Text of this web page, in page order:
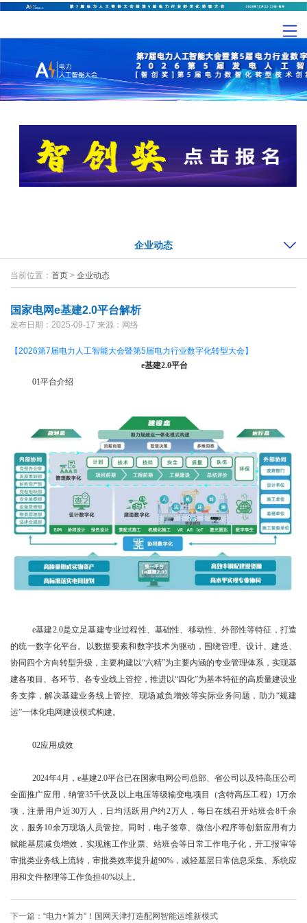
企业动态
当前位置： 首页 > 企业动态
国家电网e基建2.0平台解析
发布日期：2025-09-17 来源：网络
【2026第7届电力人工智能大会暨第5届电力行业数字化转型大会】
e基建2.0平台
01平台介绍
e基建2.0是立足基建专业过程性、基础性、移动性、外部性等特征，打造
的统一数字化平台。以数据要素和数字技术为驱动，围绕管理、设计、建造、
协同四个方向转型升级，主要构建以“六精”为主要内涵的专业管理体系，实现基
建各项目、各环节、各专业线上管控，推进以“四化”为基本特征的高质量建设业
务支撑，解决基建业务线上管控、现场减负增效等实际业务问题，助力“规建
运”一体化电网建设模式构建。
02应用成效
2024年4月，e基建2.0平台已在国家电网公司总部、省公司以及特高压公司
全面推广应用，纳管35千伏及以上电压等级输变电项目（含特高压工程）1万余
项，注册用户近30万人，日均活跃用户约2万人，每日在线召开站班会8千余
次，服务10余万现场人员管控。同时，电子签章、微信小程序等创新应用有力
赋能基层减负增效，实现施工作业票、站班会等日常工作电子化，开工报审等
审批类业务线上流转，审批类效率提升超90%，减轻基层日常信息采集、系统应
用和文件整理等工作负担40%以上。
下一篇： “电力+算力”！国网天津打造配网智能运维新模式